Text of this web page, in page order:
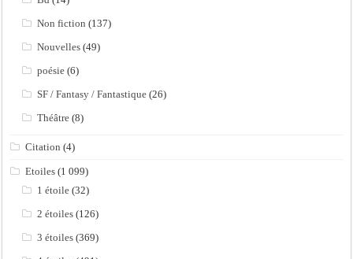
Non fiction (137)
Nouvelles (49)
poésie (6)
SF / Fantasy / Fantastique (26)
Théâtre (8)
Citation (4)
Etoiles (1 099)
1 étoile (32)
2 étoiles (126)
3 étoiles (369)